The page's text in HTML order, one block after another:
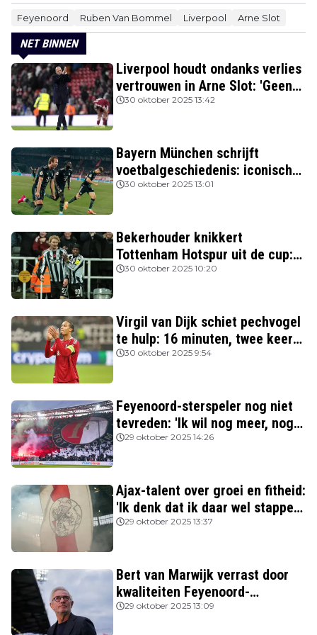
Feyenoord Ruben Van Bommel Liverpool Arne Slot
NET BINNEN
Liverpool houdt ondanks verlies
vertrouwen in Arne Slot: 'Geen
kans'
30 oktober 2025 13:42
Bayern München schrijft
voetbalgeschiedenis: iconische
Nederlanders verslagen
30 oktober 2025 13:01
Bekerhouder knikkert
Tottenham Hotspur uit de cup:
drie van de vier topclubs nog in
30 oktober 2025 10:20
Virgil van Dijk schiet pechvogel
te hulp: 16 minuten, twee keer
rood
30 oktober 2025 9:54
Feyenoord-sterspeler nog niet
tevreden: 'Ik wil nog meer, nog
beter spelen'
29 oktober 2025 14:26
Ajax-talent over groei en fitheid:
'Ik denk dat ik daar wel stappen
in heb gezet'
29 oktober 2025 13:37
Bert van Marwijk verrast door
kwaliteiten Feyenoord-
aanvoerder: 'Niemand zag
29 oktober 2025 13:09